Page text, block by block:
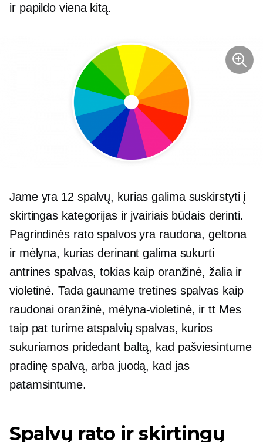
ir papildo viena kitą.
Jame yra 12 spalvų, kurias galima suskirstyti į
skirtingas kategorijas ir įvairiais būdais derinti.
Pagrindinės rato spalvos yra raudona, geltona
ir mėlyna, kurias derinant galima sukurti
antrines spalvas, tokias kaip oranžinė, žalia ir
violetinė. Tada gauname tretines spalvas kaip
raudonai oranžinė, mėlyna-violetinė, ir tt Mes
taip pat turime atspalvių spalvas, kurios
sukuriamos pridedant baltą, kad pašviesintume
pradinę spalvą, arba juodą, kad jas
patamsintume.
Spalvų rato ir skirtingų